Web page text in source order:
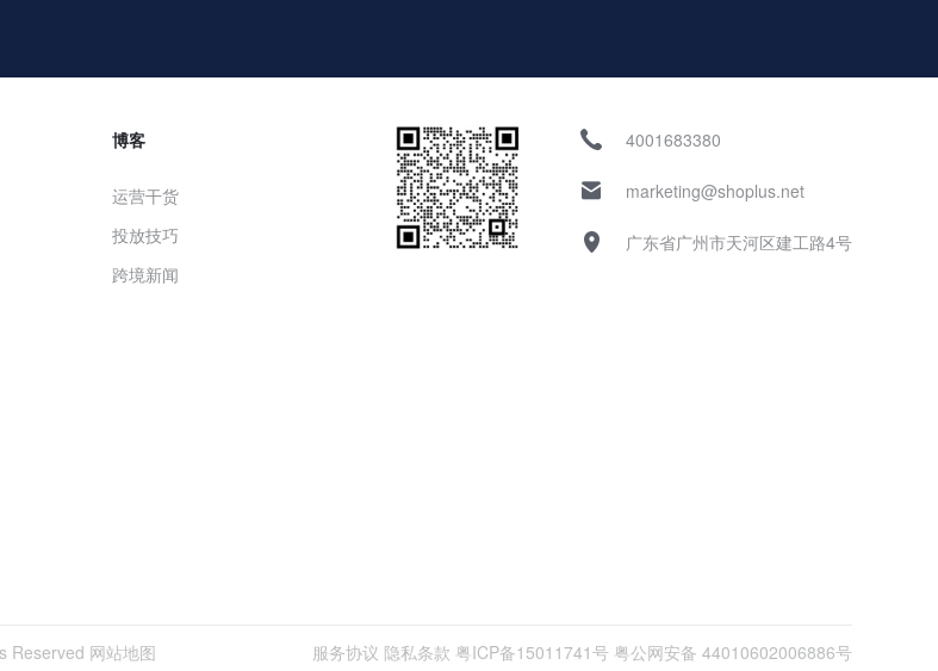
博客
运营干货
投放技巧
跨境新闻
4001683380
marketing@shoplus.net
广东省广州市天河区建工路4号
Reserved 网站地图 服务协议 隐私条款 粤ICP备15011741号 粤公网安备 44010602006886号